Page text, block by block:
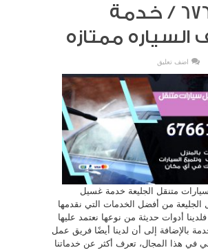
67661662 / خدمة
السياره ممتازه
اضف تعليق
متنقل الجليعة خدمة غسيل
الجليعة من أفضل الخدمات التي نقدمها
أدوات حديثة من نوعها نعتمد عليها
بالإضافة إلى أن لدينا أيضًا فريق عمل
في هذا المجال، تعرف أكثر عن خدماتنا